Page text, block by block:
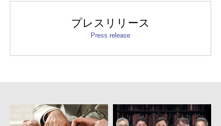
プレスリリース
Press release